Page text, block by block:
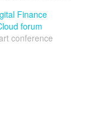
Finance
forum
conference